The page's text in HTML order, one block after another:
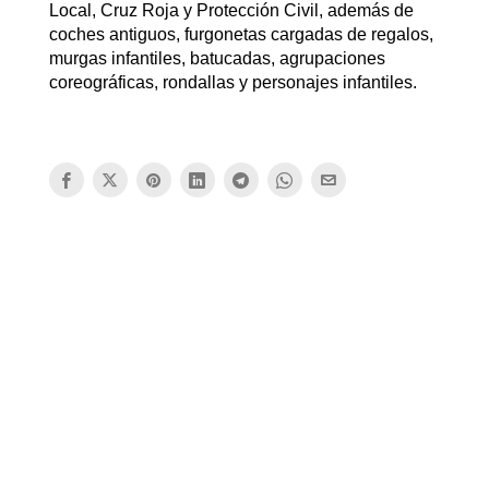
Local, Cruz Roja y Protección Civil, además de
coches antiguos, furgonetas cargadas de regalos,
murgas infantiles, batucadas, agrupaciones
coreográficas, rondallas y personajes infantiles.